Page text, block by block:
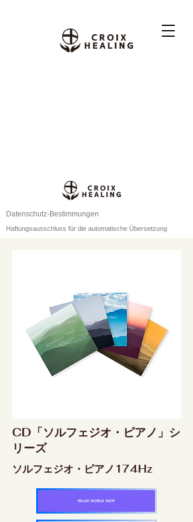
Datenschutz-Bestimmungen
Haftungsausschluss für die automatische Übersetzung
CD「ソルフェジオ・ピアノ」シ
リーズ
ソルフェジオ・ピアノ174Hz
RELAX WORLD SHOP